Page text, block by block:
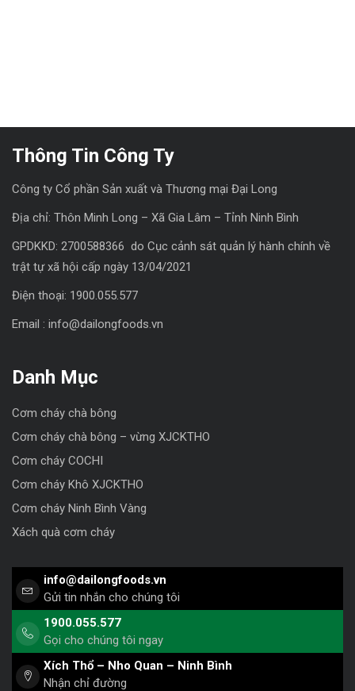
Thông Tin Công Ty
Công ty Cổ phần Sản xuất và Thương mại Đại Long
Địa chỉ: Thôn Minh Long – Xã Gia Lâm – Tỉnh Ninh Bình
GPDKKD: 2700588366 do Cục cảnh sát quản lý hành chính về
trật tự xã hội cấp ngày 13/04/2021
Điện thoại: 1900.055.577
Email : info@dailongfoods.vn
Danh Mục
Cơm cháy chà bông
Cơm cháy chà bông – vừng XJCKTHO
Cơm cháy COCHI
Cơm cháy Khô XJCKTHO
Cơm cháy Ninh Bình Vàng
Xách quà cơm cháy
info@dailongfoods.vn
Gửi tin nhắn cho chúng tôi
1900.055.577
Gọi cho chúng tôi ngay
Xích Thổ – Nho Quan – Ninh Bình
Nhận chỉ đường